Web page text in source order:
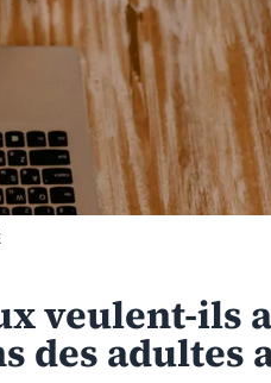
veulent-ils
des adultes